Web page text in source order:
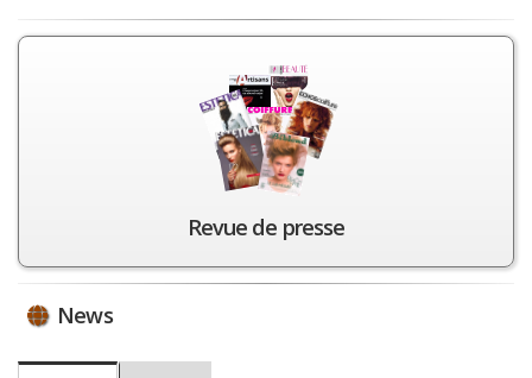
Revue de presse
News